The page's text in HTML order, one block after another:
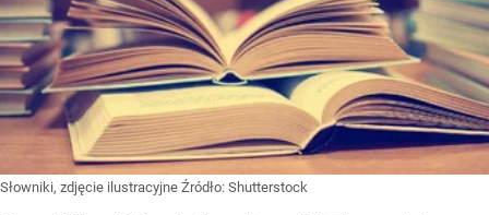
Słowniki, zdjęcie ilustracyjne Źródło: Shutterstock